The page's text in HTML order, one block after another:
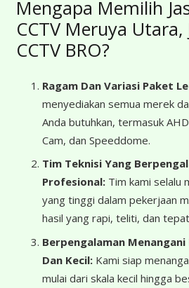
Mengapa Memilih
CCTV Meruya
CCTV BRO?
Ragam Dan Variasi Paket
menyediakan semua merek
Anda butuhkan, termasuk
Cam, dan Speeddome.
Tim Teknisi Yang
Profesional: Tim kami selalu
yang tinggi dalam pekerjaan
hasil yang rapi, teliti, dan
Berpengalaman
Dan Kecil: Kami siap
mulai dari skala kecil hingga